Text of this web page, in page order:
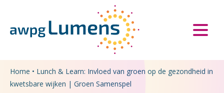
Home • Lunch & Learn: Invloed van groen op de gezondheid in
kwetsbare wijken | Groen Samenspel